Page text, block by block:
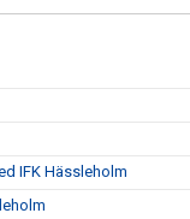
IFK Hässleholm